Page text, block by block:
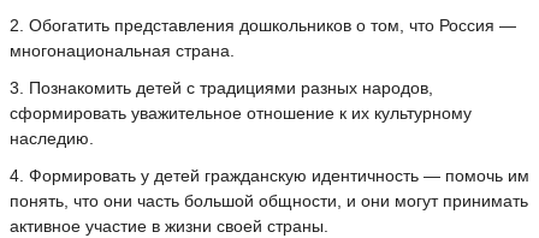
2. Обогатить представления дошкольников о том, что Россия —
многонациональная страна.
3. Познакомить детей с традициями разных народов,
сформировать уважительное отношение к их культурному
наследию.
4. Формировать у детей гражданскую идентичность — помочь им
понять, что они часть большой общности, и они могут принимать
активное участие в жизни своей страны.